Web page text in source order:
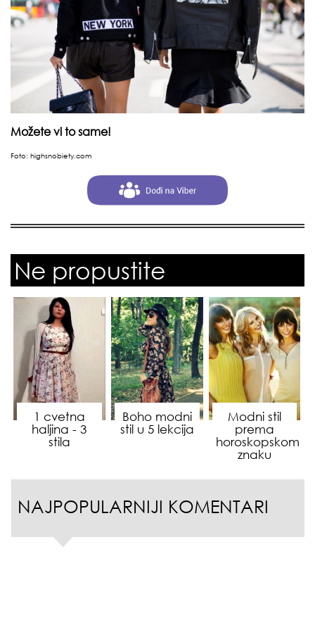
Možete vi to same!
Foto: highsnobiety.com
Ne propustite
1 cvetna
haljina - 3
stila
Boho modni
stil u 5 lekcija
Modni stil
prema
horoskopskom
znaku
NAJPOPULARNIJI KOMENTARI